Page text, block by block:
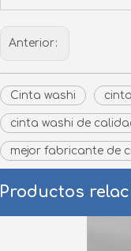
Anterior:
Cinta washi
cinta washi de
mejor fabricante de
Productos